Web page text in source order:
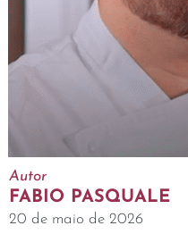
Autor
FABIO PASQUALE
20 de maio de 2026